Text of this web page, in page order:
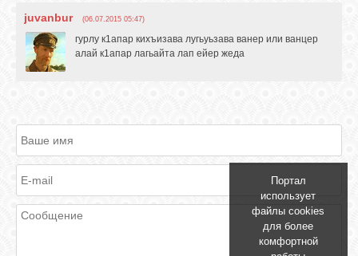
FACEBOOK
juvanbur (06.07.2015 05:47)
гурлу к1апар кихъизава лугьуьзава ванер или ванцер
алай к1апар лагьайта лап ейер жеда
Портал
использует
файлы cookies
для более
комфортной